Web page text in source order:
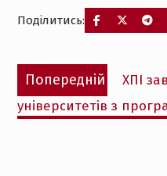
Поділитись:
Навігація
записів
Попередній
запис:
ХПІ
університетів з